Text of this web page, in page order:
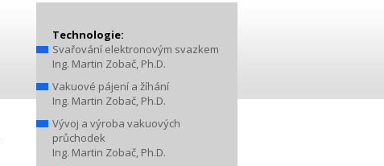
Technologie:
Svařování elektronovým svazkem
Ing. Martin Zobač, Ph.D.
Vakuové pájení a žíhání
Ing. Martin Zobač, Ph.D.
Vývoj a výroba vakuových
průchodek
Ing. Martin Zobač, Ph.D.